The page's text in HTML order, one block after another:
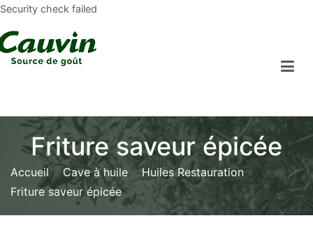
Security check failed
Friture saveur épicée
Accueil Cave à huile
Huiles Restauration
Friture saveur épicée